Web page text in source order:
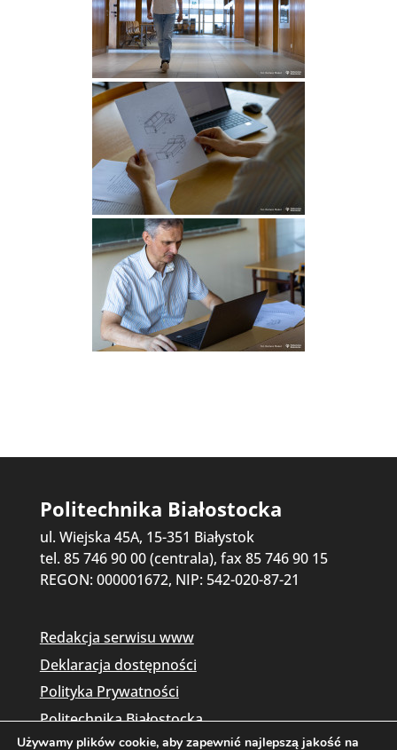
Politechnika Białostocka
ul. Wiejska 45A, 15-351 Białystok
tel. 85 746 90 00 (centrala), fax 85 746 90 15
REGON: 000001672, NIP: 542-020-87-21
Redakcja serwisu www
Deklaracja dostępności
Polityka Prywatności
Politechnika Białostocka
Używamy plików cookie, aby zapewnić najlepszą jakość na